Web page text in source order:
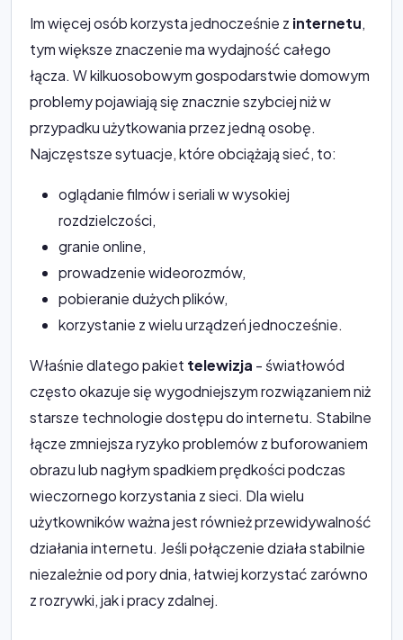
Im więcej osób korzysta jednocześnie z internetu,
tym większe znaczenie ma wydajność całego
łącza. W kilkuosobowym gospodarstwie domowym
problemy pojawiają się znacznie szybciej niż w
przypadku użytkowania przez jedną osobę.
Najczęstsze sytuacje, które obciążają sieć, to:
oglądanie filmów i seriali w wysokiej
rozdzielczości,
granie online,
prowadzenie wideorozmów,
pobieranie dużych plików,
korzystanie z wielu urządzeń jednocześnie.
Właśnie dlatego pakiet telewizja - światłowód
często okazuje się wygodniejszym rozwiązaniem niż
starsze technologie dostępu do internetu. Stabilne
łącze zmniejsza ryzyko problemów z buforowaniem
obrazu lub nagłym spadkiem prędkości podczas
wieczornego korzystania z sieci. Dla wielu
użytkowników ważna jest również przewidywalność
działania internetu. Jeśli połączenie działa stabilnie
niezależnie od pory dnia, łatwiej korzystać zarówno
z rozrywki, jak i pracy zdalnej.